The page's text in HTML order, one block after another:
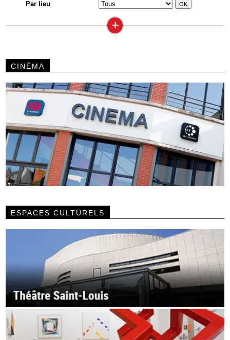
Par lieu
+
CINÉMA
ESPACES CULTURELS